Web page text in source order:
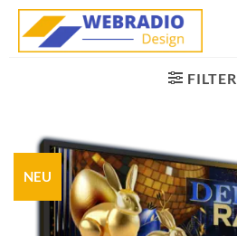
FILTER
NEU